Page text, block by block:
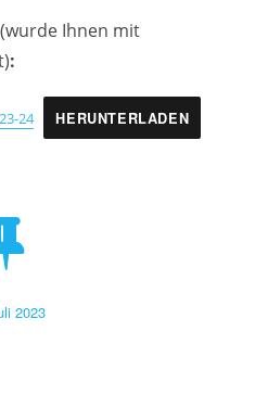
Ihnen mit
:
24 HERUNTERLADEN
2023